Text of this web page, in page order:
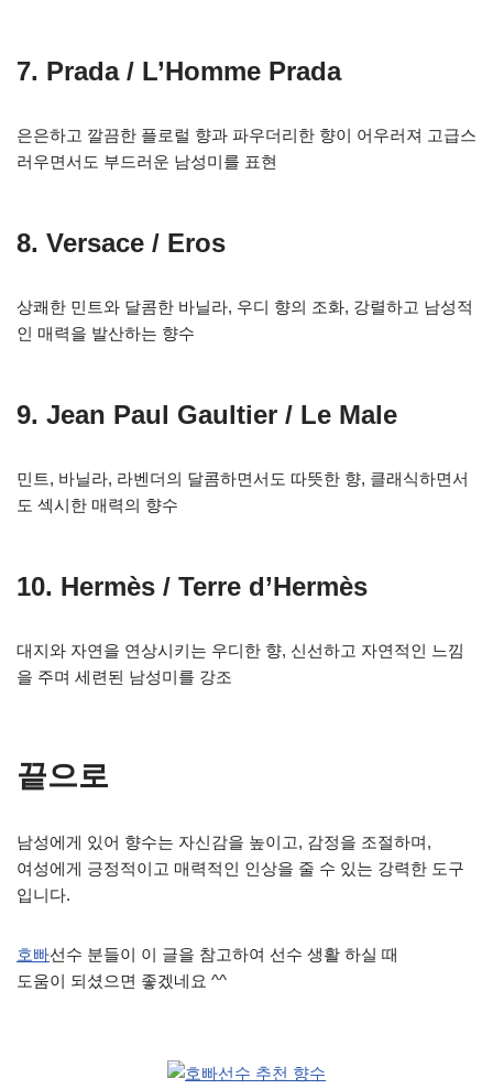
7. Prada / L’Homme Prada
은은하고 깔끔한 플로럴 향과 파우더리한 향이 어우러져 고급스
러우면서도 부드러운 남성미를 표현
8. Versace / Eros
상쾌한 민트와 달콤한 바닐라, 우디 향의 조화, 강렬하고 남성적
인 매력을 발산하는 향수
9. Jean Paul Gaultier / Le Male
민트, 바닐라, 라벤더의 달콤하면서도 따뜻한 향, 클래식하면서
도 섹시한 매력의 향수
10. Hermès / Terre d’Hermès
대지와 자연을 연상시키는 우디한 향, 신선하고 자연적인 느낌
을 주며 세련된 남성미를 강조
끝으로
남성에게 있어 향수는 자신감을 높이고, 감정을 조절하며,
여성에게 긍정적이고 매력적인 인상을 줄 수 있는 강력한 도구
입니다.
호빠선수 분들이 이 글을 참고하여 선수 생활 하실 때
도움이 되셨으면 좋겠네요 ^^